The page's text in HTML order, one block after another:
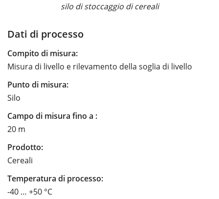
silo di stoccaggio di cereali
Dati di processo
Compito di misura:
Misura di livello e rilevamento della soglia di livello
Punto di misura:
Silo
Campo di misura fino a :
20 m
Prodotto:
Cereali
Temperatura di processo:
-40 … +50 °C